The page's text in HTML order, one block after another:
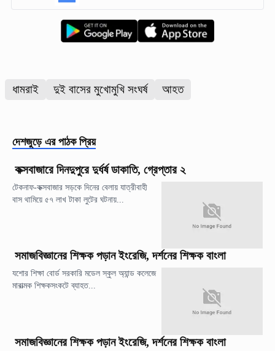
ধামরাই দুই বাসের মুখোমুখি সংঘর্ষ আহত
দেশজুড়ে এর পাঠক প্রিয়
কক্সবাজারে দিনদুপুরে দুর্ধর্ষ ডাকাতি, গ্রেপ্তার ২
টেকনাফ-কক্সবাজার সড়কে দিনের বেলায় যাত্রীবাহী
বাস থামিয়ে ৫৭ লাখ টাকা লুটের ঘটনায়...
সমাজবিজ্ঞানের শিক্ষক পড়ান ইংরেজি, দর্শনের শিক্ষক বাংলা
যশোর শিক্ষা বোর্ড সরকারি মডেল স্কুল অ্যান্ড কলেজে
মারাত্মক শিক্ষকসংকটে ব্যাহত...
সমাজবিজ্ঞানের শিক্ষক পড়ান ইংরেজি, দর্শনের শিক্ষক বাংলা